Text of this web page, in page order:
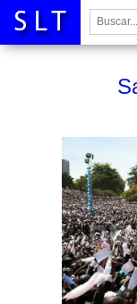
Buscar: